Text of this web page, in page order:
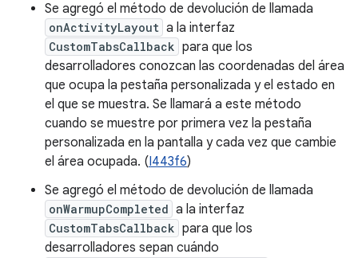
Se agregó el método de devolución de llamada
onActivityLayout a la interfaz
CustomTabsCallback para que los
desarrolladores conozcan las coordenadas del área
que ocupa la pestaña personalizada y el estado en
el que se muestra. Se llamará a este método
cuando se muestre por primera vez la pestaña
personalizada en la pantalla y cada vez que cambie
el área ocupada. (I443f6)
Se agregó el método de devolución de llamada
onWarmupCompleted a la interfaz
CustomTabsCallback para que los
desarrolladores sepan cuándo